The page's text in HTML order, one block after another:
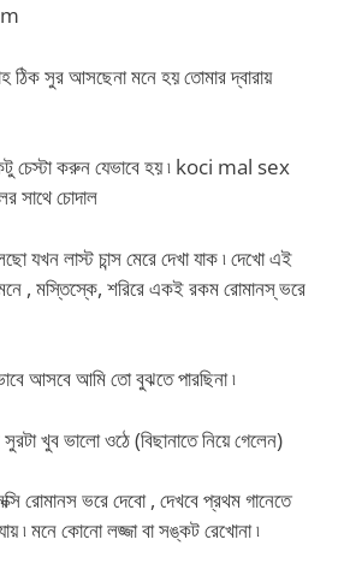
ঠিক সুর আসছেনা মনে হয় তোমার দ্বারায়
চেস্টা করুন যেভাবে হয় ৷ koci mal sex
সাথে চোদাল
যখন লাস্ট চান্স মেরে দেখা যাক ৷ দেখো এই
, মস্তিস্কে, শরিরে একই রকম রোমানস্ ভরে
আসবে আমি তো বুঝতে পারছিনা ৷
খুব ভালো ওঠে (বিছানাতে নিয়ে গেলেন)
রোমানস ভরে দেবো , দেখবে প্রথম গানেতে
৷ মনে কোনো লজ্জা বা সঙ্কট রেখোনা ৷